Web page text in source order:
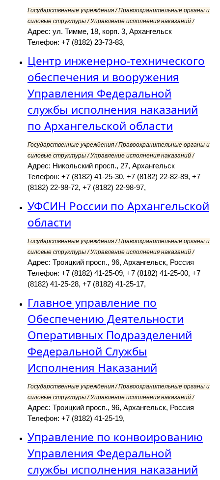
Государственные учреждения / Правоохранительные органы и
силовые структуры / Управление исполнения наказаний /
Адрес: ул. Тимме, 18, корп. 3, Архангельск
Телефон: +7 (8182) 23-73-83,
Центр инженерно-технического
обеспечения и вооружения
Управления Федеральной
службы исполнения наказаний
по Архангельской области
Государственные учреждения / Правоохранительные органы и
силовые структуры / Управление исполнения наказаний /
Адрес: Никольский просп., 27, Архангельск
Телефон: +7 (8182) 41-25-30, +7 (8182) 22-82-89, +7
(8182) 22-98-72, +7 (8182) 22-98-97,
УФСИН России по Архангельской
области
Государственные учреждения / Правоохранительные органы и
силовые структуры / Управление исполнения наказаний /
Адрес: Троицкий просп., 96, Архангельск, Россия
Телефон: +7 (8182) 41-25-09, +7 (8182) 41-25-00, +7
(8182) 41-25-28, +7 (8182) 41-25-17,
Главное управление по
Обеспечению Деятельности
Оперативных Подразделений
Федеральной Службы
Исполнения Наказаний
Государственные учреждения / Правоохранительные органы и
силовые структуры / Управление исполнения наказаний /
Адрес: Троицкий просп., 96, Архангельск, Россия
Телефон: +7 (8182) 41-25-19,
Управление по конвоированию
Управления Федеральной
службы исполнения наказаний